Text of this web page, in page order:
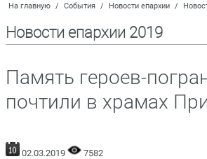
На главную / События / Новости епархии /
Новости епархии 2019
Память героев-
почтили в храмах
02.03.2019
7582